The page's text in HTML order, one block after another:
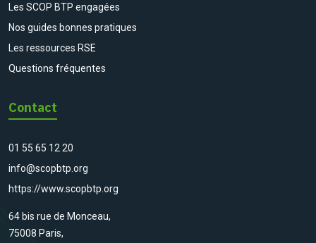
Les SCOP BTP engagées
Nos guides bonnes pratiques
Les ressources RSE
Questions fréquentes
Contact
01 55 65 12 20
info@scopbtp.org
https://www.scopbtp.org
64 bis rue de Monceau,
75008 Paris,